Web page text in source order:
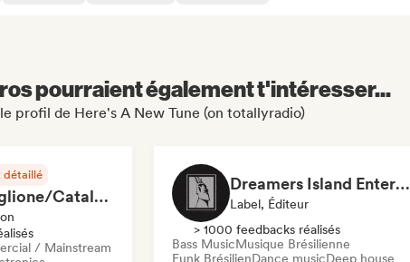
pourraient également t'intéresser...
profil de Here's A New Tune (on totallyradio)
détaillé
Rob Tavaglione/Catalyst Recording
/ Mainstream
Dreamers Island Entertainment
Label, Éditeur
> 1000 feedbacks réalisés
Bass MusicMusique Brésilienne
Funk BrésilienDance musicDeep house